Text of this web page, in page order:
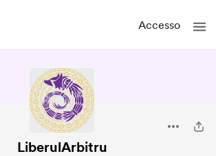
Accesso
LiberulArbitru